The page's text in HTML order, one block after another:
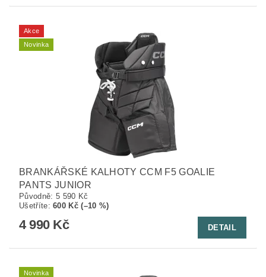
Akce
Novinka
BRANKÁŘSKÉ KALHOTY CCM F5 GOALIE
PANTS JUNIOR
Původně: 5 590 Kč
Ušetříte:600 Kč (–10 %)
4 990 Kč DETAIL
Novinka